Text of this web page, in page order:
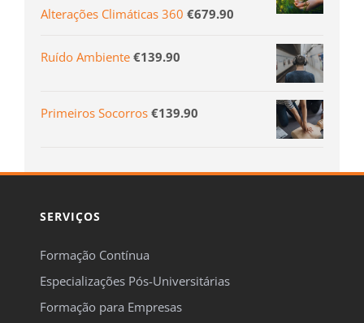
Alterações Climáticas 360 €679.90
Ruído Ambiente €139.90
Primeiros Socorros €139.90
SERVIÇOS
Formação Contínua
Especializações Pós-Universitárias
Formação para Empresas